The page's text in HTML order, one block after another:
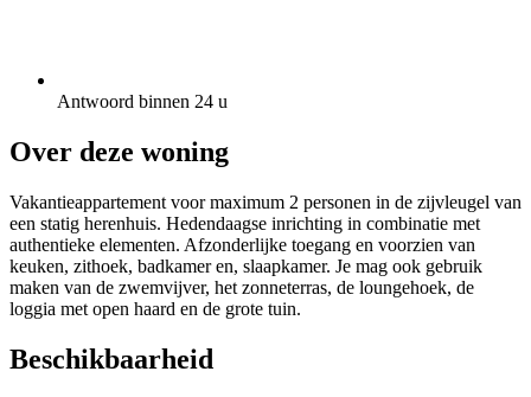
Antwoord binnen 24 u
Over deze woning
Vakantieappartement voor maximum 2 personen in de zijvleugel van
een statig herenhuis. Hedendaagse inrichting in combinatie met
authentieke elementen. Afzonderlijke toegang en voorzien van
keuken, zithoek, badkamer en, slaapkamer. Je mag ook gebruik
maken van de zwemvijver, het zonneterras, de loungehoek, de
loggia met open haard en de grote tuin.
Beschikbaarheid